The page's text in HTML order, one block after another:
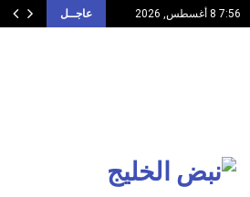
7:56 8 أغسطس, 2026 عاجــل